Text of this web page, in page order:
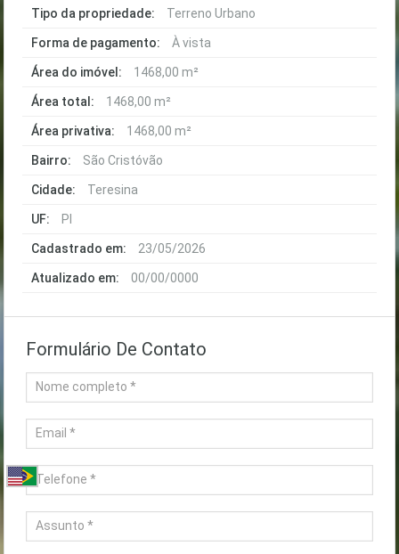
Tipo da propriedade: Terreno Urbano
Forma de pagamento: À vista
Área do imóvel: 1468,00 m²
Área total: 1468,00 m²
Área privativa: 1468,00 m²
Bairro: São Cristóvão
Cidade: Teresina
UF: PI
Cadastrado em: 23/05/2026
Atualizado em: 00/00/0000
Formulário De Contato